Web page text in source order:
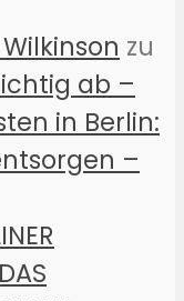
zu
ab –
in Berlin:
–